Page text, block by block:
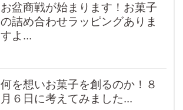
お盆商戦が始まります！お菓子
の詰め合わせラッピングありま
すよ...
何を想いお菓子を創るのか！８
月６日に考えてみました...